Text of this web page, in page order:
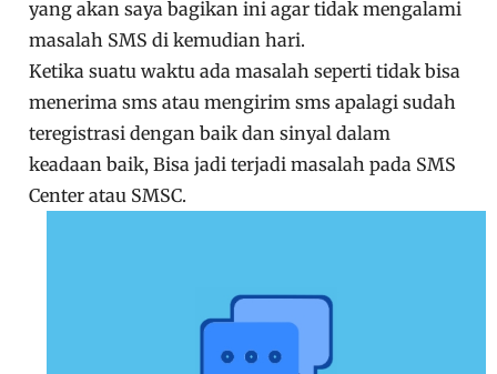
yang akan saya bagikan ini agar tidak mengalami
masalah SMS di kemudian hari.
Ketika suatu waktu ada masalah seperti tidak bisa
menerima sms atau mengirim sms apalagi sudah
teregistrasi dengan baik dan sinyal dalam
keadaan baik, Bisa jadi terjadi masalah pada SMS
Center atau SMSC.